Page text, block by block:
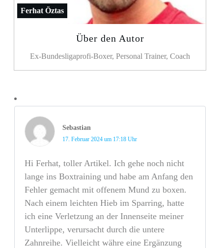
Ferhat Öztas
Über den Autor
Ex-Bundesligaprofi-Boxer, Personal Trainer, Coach
Sebastian
17. Februar 2024 um 17:18 Uhr
Hi Ferhat, toller Artikel. Ich gehe noch nicht
lange ins Boxtraining und habe am Anfang den
Fehler gemacht mit offenem Mund zu boxen.
Nach einem leichten Hieb im Sparring, hatte
ich eine Verletzung an der Innenseite meiner
Unterlippe, verursacht durch die untere
Zahnreihe. Vielleicht währe eine Ergänzung